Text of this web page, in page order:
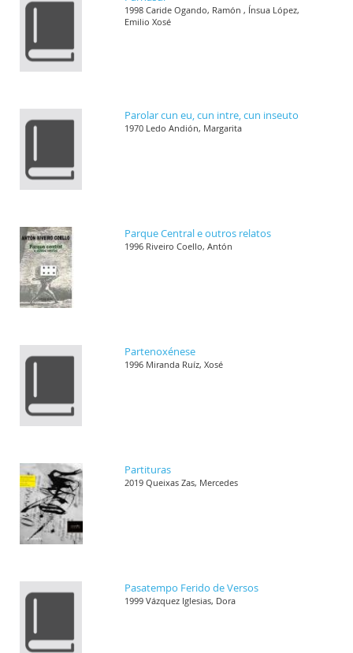
1998 Caride Ogando, Ramón , Ínsua López,
Emilio Xosé
Parolar cun eu, cun intre, cun inseuto
1970 Ledo Andión, Margarita
Parque Central e outros relatos
1996 Riveiro Coello, Antón
Partenoxénese
1996 Miranda Ruíz, Xosé
Partituras
2019 Queixas Zas, Mercedes
Pasatempo Ferido de Versos
1999 Vázquez Iglesias, Dora